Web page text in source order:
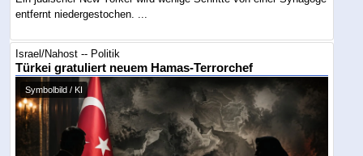
entfernt niedergestochen. ...
Israel/Nahost -- Politik
Türkei gratuliert neuem Hamas-Terrorchef
Symbolbild / KI